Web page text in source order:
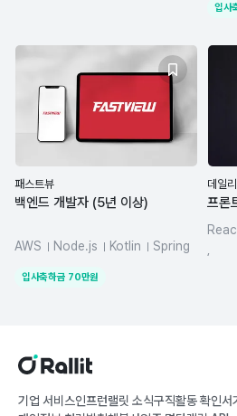
입사
패스트뷰
백엔드 개발자 (5년 이상)
AWS Node.js Kotlin
Spring
입사축하금 70만원
데일
프론
기업 서비스인프런랠릿 소식구직활동 확인서